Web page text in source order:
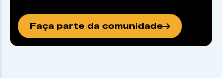
Faça parte da comunidade